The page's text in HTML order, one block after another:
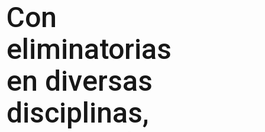
Con
eliminatorias
en diversas
disciplinas,